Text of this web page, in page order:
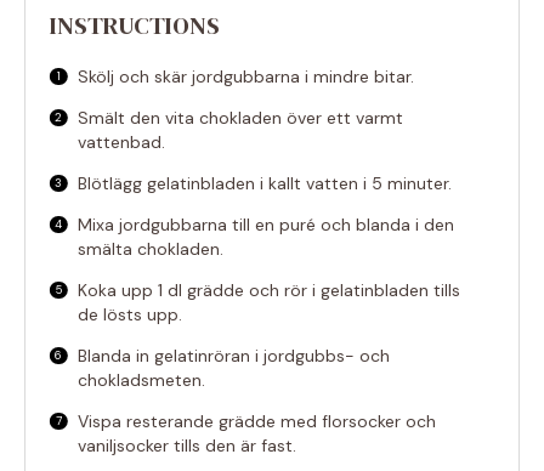
INSTRUCTIONS
Skölj och skär jordgubbarna i mindre bitar.
Smält den vita chokladen över ett varmt
vattenbad.
Blötlägg gelatinbladen i kallt vatten i 5 minuter.
Mixa jordgubbarna till en puré och blanda i den
smälta chokladen.
Koka upp 1 dl grädde och rör i gelatinbladen tills
de lösts upp.
Blanda in gelatinröran i jordgubbs- och
chokladsmeten.
Vispa resterande grädde med florsocker och
vaniljsocker tills den är fast.